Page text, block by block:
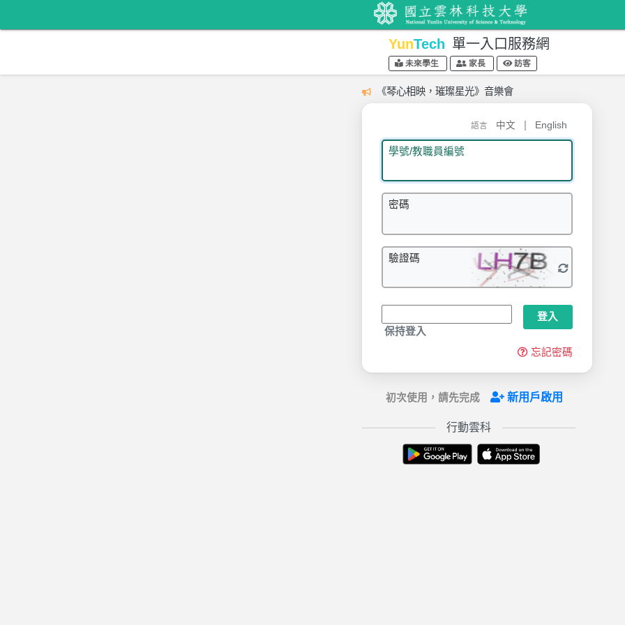
YunTech 單一入口服務網
未來學生 家長 訪客
《琴心相映，璀璨星光》音樂會
語言 中文 English
學號/教職員編號
密碼
驗證碼
保持登入
登入
忘記密碼
初次使用，請先完成 新用戶啟用
行動雲科